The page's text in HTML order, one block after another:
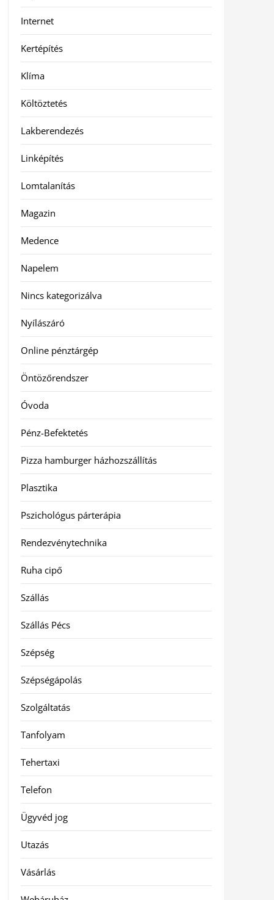
Internet
Kertépítés
Klíma
Költöztetés
Lakberendezés
Linképítés
Lomtalanítás
Magazin
Medence
Napelem
Nincs kategorizálva
Nyílászáró
Online pénztárgép
Öntözőrendszer
Óvoda
Pénz-Befektetés
Pizza hamburger házhozszállítás
Plasztika
Pszichológus párterápia
Rendezvénytechnika
Ruha cipő
Szállás
Szállás Pécs
Szépség
Szépségápolás
Szolgáltatás
Tanfolyam
Tehertaxi
Telefon
Ügyvéd jog
Utazás
Vásárlás